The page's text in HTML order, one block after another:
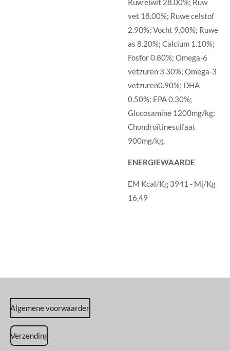
Ruw eiwit 28.00%; Ruw
vet 18.00%; Ruwe celstof
2.90%; Vocht 9.00%; Ruwe
as 8.20%; Calcium 1.10%;
Fosfor 0.80%; Omega-6
vetzuren 3.30%; Omega-3
vetzuren0.90%; DHA
0.50%; EPA 0.30%;
Glucosamine 1200mg/kg;
Chondroïtinesulfaat
900mg/kg.
ENERGIEWAARDE
EM Kcal/Kg 3941 - Mj/Kg
16,49
Algemene voorwaarden
Verzending